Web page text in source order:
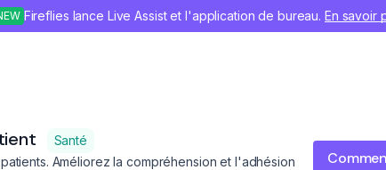
Fireflies lance Live Assist et l'application de bureau. En savoir
Santé
Améliorez la compréhension et l'adhésion